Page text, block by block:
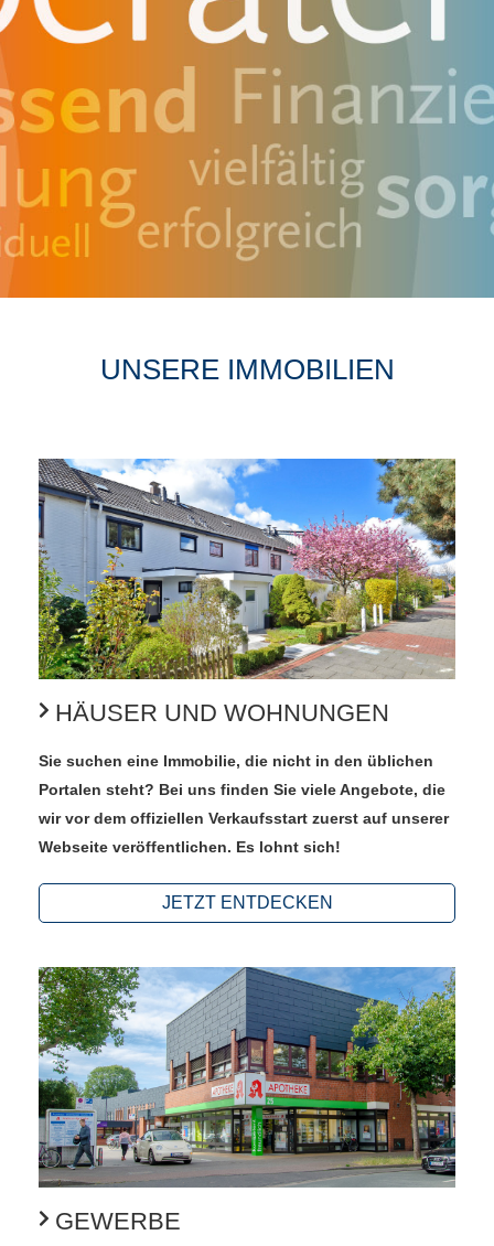
UNSERE IMMOBILIEN
HÄUSER UND WOHNUNGEN
Sie suchen eine Immobilie, die nicht in den üblichen
Portalen steht? Bei uns finden Sie viele Angebote, die
wir vor dem offiziellen Verkaufsstart zuerst auf unserer
Webseite veröffentlichen. Es lohnt sich!
JETZT ENTDECKEN
GEWERBE